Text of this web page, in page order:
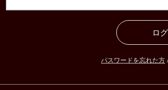
ロ
パスワードを忘れた方